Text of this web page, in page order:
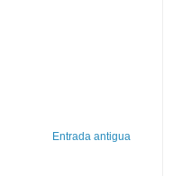
Entrada antigua